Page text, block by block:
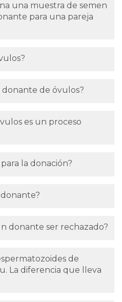
una muestra de semen
para una pareja
de óvulos?
es un proceso
la donación?
donante ser rechazado?
de
La diferencia que lleva